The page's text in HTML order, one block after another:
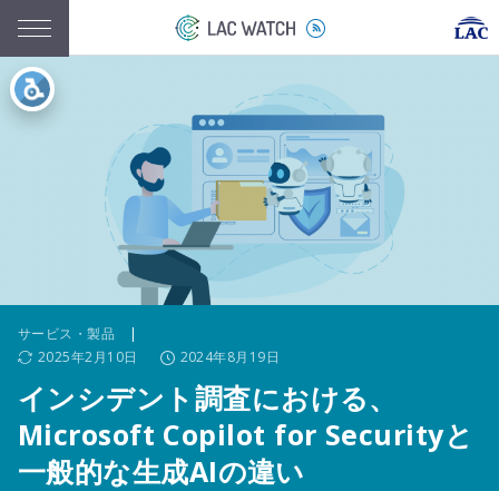
サービス・製品 |
2025年2月10日
2024年8月19日
インシデント調査における、
Microsoft Copilot for Securityと
一般的な生成AIの違い